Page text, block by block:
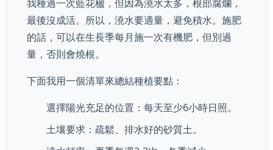
我種過一次藍花楹，但因為澆水太多，根部腐爛，
最後沒成活。所以，澆水要適量，避免積水。施肥
的話，可以在生長季每月施一次有機肥，但別過
量，否則會燒根。
下面我用一個清單來總結種植要點：
選擇陽光充足的位置：每天至少6小時日照。
土壤要求：疏鬆、排水好的砂質土。